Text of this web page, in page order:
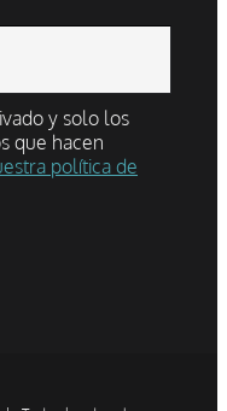
y solo los
que hacen
política de